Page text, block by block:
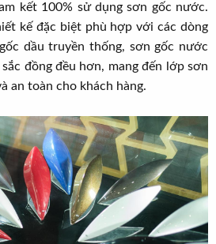
kết 100% sử dụng sơn gốc nước.
kế đặc biệt phù hợp với các dòng
dầu truyền thống, sơn gốc nước
đồng đều hơn, mang đến lớp sơn
an toàn cho khách hàng.